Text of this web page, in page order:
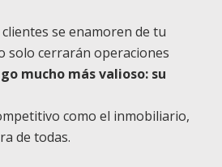
se enamoren de tu
solo cerrarán operaciones
mucho más valioso: su
como el inmobiliario,
de todas.